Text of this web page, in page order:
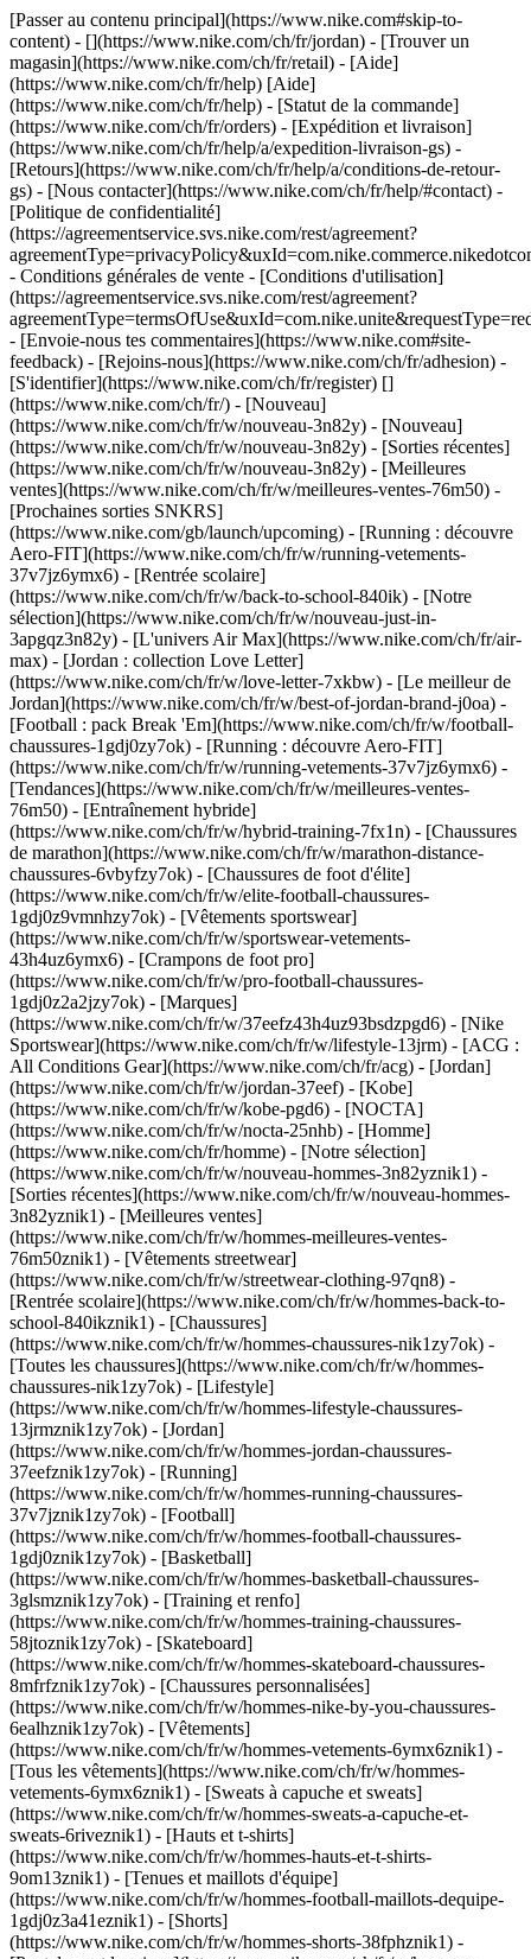
[Passer au contenu principal](https://www.nike.com#skip-to-
content) - [](https://www.nike.com/ch/fr/jordan) - [Trouver un
magasin](https://www.nike.com/ch/fr/retail) - [Aide]
(https://www.nike.com/ch/fr/help) [Aide]
(https://www.nike.com/ch/fr/help) - [Statut de la commande]
(https://www.nike.com/ch/fr/orders) - [Expédition et livraison]
(https://www.nike.com/ch/fr/help/a/expedition-livraison-gs) -
[Retours](https://www.nike.com/ch/fr/help/a/conditions-de-retour-
gs) - [Nous contacter](https://www.nike.com/ch/fr/help/#contact) -
[Politique de confidentialité]
(https://agreementservice.svs.nike.com/rest/agreement?
- Conditions générales de vente - [Conditions d'utilisation]
(https://agreementservice.svs.nike.com/rest/agreement?
- [Envoie-nous tes commentaires](https://www.nike.com#site-
feedback) - [Rejoins-nous](https://www.nike.com/ch/fr/adhesion) -
[S'identifier](https://www.nike.com/ch/fr/register) []
(https://www.nike.com/ch/fr/) - [Nouveau]
(https://www.nike.com/ch/fr/w/nouveau-3n82y) - [Nouveau]
(https://www.nike.com/ch/fr/w/nouveau-3n82y) - [Sorties récentes]
(https://www.nike.com/ch/fr/w/nouveau-3n82y) - [Meilleures
ventes](https://www.nike.com/ch/fr/w/meilleures-ventes-76m50) -
[Prochaines sorties SNKRS]
(https://www.nike.com/gb/launch/upcoming) - [Running : découvre
Aero-FIT](https://www.nike.com/ch/fr/w/running-vetements-
37v7jz6ymx6) - [Rentrée scolaire]
(https://www.nike.com/ch/fr/w/back-to-school-840ik) - [Notre
sélection](https://www.nike.com/ch/fr/w/nouveau-just-in-
3apgqz3n82y) - [L'univers Air Max](https://www.nike.com/ch/fr/air-
max) - [Jordan : collection Love Letter]
(https://www.nike.com/ch/fr/w/love-letter-7xkbw) - [Le meilleur de
Jordan](https://www.nike.com/ch/fr/w/best-of-jordan-brand-j0oa) -
[Football : pack Break 'Em](https://www.nike.com/ch/fr/w/football-
chaussures-1gdj0zy7ok) - [Running : découvre Aero-FIT]
(https://www.nike.com/ch/fr/w/running-vetements-37v7jz6ymx6) -
[Tendances](https://www.nike.com/ch/fr/w/meilleures-ventes-
76m50) - [Entraînement hybride]
(https://www.nike.com/ch/fr/w/hybrid-training-7fx1n) - [Chaussures
de marathon](https://www.nike.com/ch/fr/w/marathon-distance-
chaussures-6vbyfzy7ok) - [Chaussures de foot d'élite]
(https://www.nike.com/ch/fr/w/elite-football-chaussures-
1gdj0z9vmnhzy7ok) - [Vêtements sportswear]
(https://www.nike.com/ch/fr/w/sportswear-vetements-
43h4uz6ymx6) - [Crampons de foot pro]
(https://www.nike.com/ch/fr/w/pro-football-chaussures-
1gdj0z2a2jzy7ok) - [Marques]
(https://www.nike.com/ch/fr/w/37eefz43h4uz93bsdzpgd6) - [Nike
Sportswear](https://www.nike.com/ch/fr/w/lifestyle-13jrm) - [ACG :
All Conditions Gear](https://www.nike.com/ch/fr/acg) - [Jordan]
(https://www.nike.com/ch/fr/w/jordan-37eef) - [Kobe]
(https://www.nike.com/ch/fr/w/kobe-pgd6) - [NOCTA]
(https://www.nike.com/ch/fr/w/nocta-25nhb) - [Homme]
(https://www.nike.com/ch/fr/homme) - [Notre sélection]
(https://www.nike.com/ch/fr/w/nouveau-hommes-3n82yznik1) -
[Sorties récentes](https://www.nike.com/ch/fr/w/nouveau-hommes-
3n82yznik1) - [Meilleures ventes]
(https://www.nike.com/ch/fr/w/hommes-meilleures-ventes-
76m50znik1) - [Vêtements streetwear]
(https://www.nike.com/ch/fr/w/streetwear-clothing-97qn8) -
[Rentrée scolaire](https://www.nike.com/ch/fr/w/hommes-back-to-
school-840ikznik1) - [Chaussures]
(https://www.nike.com/ch/fr/w/hommes-chaussures-nik1zy7ok) -
[Toutes les chaussures](https://www.nike.com/ch/fr/w/hommes-
chaussures-nik1zy7ok) - [Lifestyle]
(https://www.nike.com/ch/fr/w/hommes-lifestyle-chaussures-
13jrmznik1zy7ok) - [Jordan]
(https://www.nike.com/ch/fr/w/hommes-jordan-chaussures-
37eefznik1zy7ok) - [Running]
(https://www.nike.com/ch/fr/w/hommes-running-chaussures-
37v7jznik1zy7ok) - [Football]
(https://www.nike.com/ch/fr/w/hommes-football-chaussures-
1gdj0znik1zy7ok) - [Basketball]
(https://www.nike.com/ch/fr/w/hommes-basketball-chaussures-
3glsmznik1zy7ok) - [Training et renfo]
(https://www.nike.com/ch/fr/w/hommes-training-chaussures-
58jtoznik1zy7ok) - [Skateboard]
(https://www.nike.com/ch/fr/w/hommes-skateboard-chaussures-
8mfrfznik1zy7ok) - [Chaussures personnalisées]
(https://www.nike.com/ch/fr/w/hommes-nike-by-you-chaussures-
6ealhznik1zy7ok) - [Vêtements]
(https://www.nike.com/ch/fr/w/hommes-vetements-6ymx6znik1) -
[Tous les vêtements](https://www.nike.com/ch/fr/w/hommes-
vetements-6ymx6znik1) - [Sweats à capuche et sweats]
(https://www.nike.com/ch/fr/w/hommes-sweats-a-capuche-et-
sweats-6riveznik1) - [Hauts et t-shirts]
(https://www.nike.com/ch/fr/w/hommes-hauts-et-t-shirts-
9om13znik1) - [Tenues et maillots d'équipe]
(https://www.nike.com/ch/fr/w/hommes-football-maillots-dequipe-
1gdj0z3a41eznik1) - [Shorts]
(https://www.nike.com/ch/fr/w/hommes-shorts-38fphznik1) -